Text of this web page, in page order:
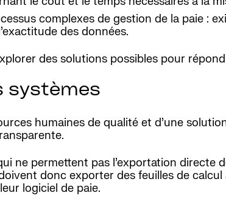
complexes de gestion de la paie :
des données.
des solutions possibles pour
systèmes
humaines de qualité et d’une
ne permettent pas l’exportation directe
donc exporter des feuilles de
logiciel de paie.